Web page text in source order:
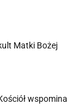
Matki Bożej
wspomina